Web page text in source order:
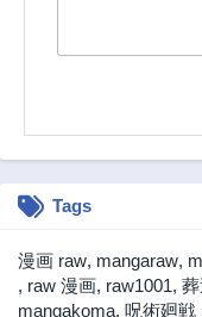
3ヶ月前
第36話
第34話
3ヶ月前
Tags
漫画 raw, mangaraw,
, raw 漫画, raw1001,
mangakoma, 呪術廻戦